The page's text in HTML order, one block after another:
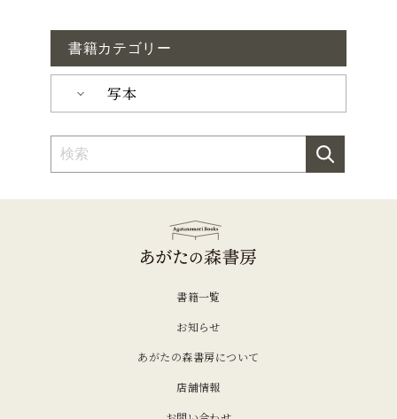
書籍カテゴリー
写本
書籍一覧
お知らせ
あがたの森書房について
店舗情報